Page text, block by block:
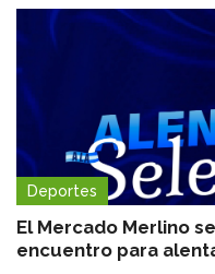
Deportes
El Mercado Merlino
encuentro para